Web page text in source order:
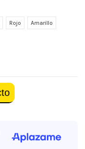
Rojo Amarillo